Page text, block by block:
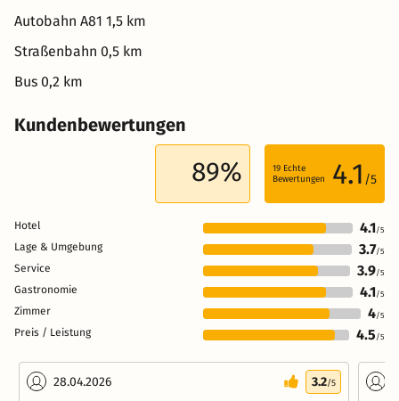
Autobahn A81 1,5 km
Straßenbahn 0,5 km
Bus 0,2 km
Kundenbewertungen
89% 19 Echte
Bewertungen
4.1 /5
Hotel 4.1/5
Lage & Umgebung 3.7/5
Service 3.9/5
Gastronomie 4.1/5
Zimmer 4/5
Preis / Leistung 4.5 /5
28.04.2026 3.2/5